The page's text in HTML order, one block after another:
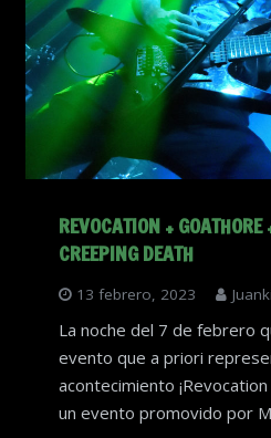
REVOCATION +
CREEPING DEATH
13 febrero, 2023
La noche del 7 de febrero
evento que a priori
acontecimiento
un evento promovido por